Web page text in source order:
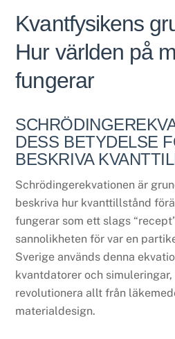
Kvantfysikens
Hur världen på
fungerar
DESS BETYDELSE
BESKRIVA
Schrödingerekvationen är
beskriva hur kvanttillstånd
fungerar som ett slags
sannolikheten för var en
Sverige används denna
kvantdatorer och
revolutionera allt från
materialdesign.